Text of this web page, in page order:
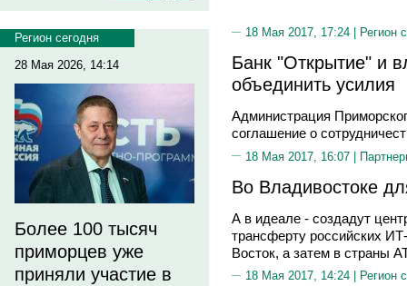
Регион сегодня
28 Мая 2026, 14:14
Более 100 тысяч
приморцев уже
приняли участие в
18 Мая 2017, 17:24 | Регион
Банк "Открытие" и
объединить усилия
Администрация
соглашение о
18 Мая 2017, 16:07 |
Во Владивостоке
А в идеале - создадут
трансферту российских
Восток, а затем в страны
18 Мая 2017, 14:24 | Регион